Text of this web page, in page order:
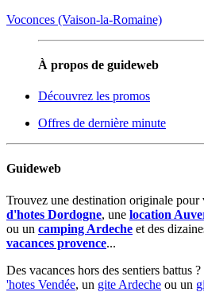
Voconces (Vaison-la-Romaine)
À propos de guideweb
Découvrez les promos
Offres de dernière minute
Guideweb
Trouvez une destination originale pour
d'hotes Dordogne, une location
ou un camping Ardeche et des
vacances provence...
Des vacances hors des sentiers battus
'hotes Vendée, un gite Ardeche ou un